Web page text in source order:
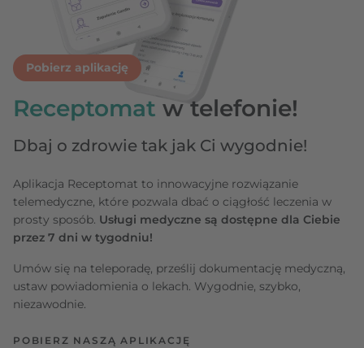
Pobierz aplikację
Receptomat w telefonie!
Dbaj o zdrowie tak jak Ci wygodnie!
Aplikacja Receptomat to innowacyjne rozwiązanie
telemedyczne, które pozwala dbać o ciągłość leczenia w
prosty sposób. Usługi medyczne są dostępne dla Ciebie
przez 7 dni w tygodniu!
Umów się na teleporadę, prześlij dokumentację medyczną,
ustaw powiadomienia o lekach. Wygodnie, szybko,
niezawodnie.
POBIERZ NASZĄ APLIKACJĘ